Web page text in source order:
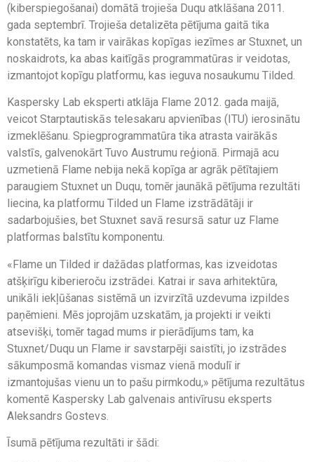
(kiberspiegošanai) domātā trojieša Duqu atklāšana 2011.
gada septembrī. Trojieša detalizēta pētījuma gaitā tika
konstatēts, ka tam ir vairākas kopīgas iezīmes ar Stuxnet, un
noskaidrots, ka abas kaitīgās programmatūras ir veidotas,
izmantojot kopīgu platformu, kas ieguva nosaukumu Tilded.
Kaspersky Lab eksperti atklāja Flame 2012. gada maijā,
veicot Starptautiskās telesakaru apvienības (ITU) ierosinātu
izmeklēšanu. Spiegprogrammatūra tika atrasta vairākās
valstīs, galvenokārt Tuvo Austrumu reģionā. Pirmajā acu
uzmetienā Flame nebija nekā kopīga ar agrāk pētītajiem
paraugiem Stuxnet un Duqu, tomēr jaunākā pētījuma rezultāti
liecina, ka platformu Tilded un Flame izstrādātāji ir
sadarbojušies, bet Stuxnet savā resursā satur uz Flame
platformas balstītu komponentu.
«Flame un Tilded ir dažādas platformas, kas izveidotas
atšķirīgu kiberieroču izstrādei. Katrai ir sava arhitektūra,
unikāli iekļūšanas sistēmā un izvirzītā uzdevuma izpildes
paņēmieni. Mēs joprojām uzskatām, ja projekti ir veikti
atsevišķi, tomēr tagad mums ir pierādījums tam, ka
Stuxnet/Duqu un Flame ir savstarpēji saistīti, jo izstrādes
sākumposmā komandas vismaz vienā modulī ir
izmantojušas vienu un to pašu pirmkodu,» pētījuma rezultātus
komentē Kaspersky Lab galvenais antivīrusu eksperts
Aleksandrs Gostevs.
Īsumā pētījuma rezultāti ir šādi: